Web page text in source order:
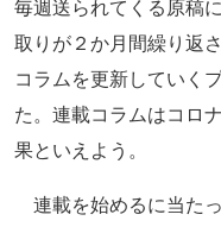
毎週送られてくる原稿
取りが２か月間繰り返
コラムを更新していく
た。連載コラムはコロ
果といえよう。
連載を始めるに当た